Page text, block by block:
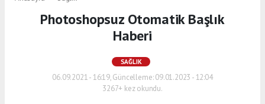
Photoshopsuz Otomatik Başlık
Haberi
SAĞLIK
06.09.2021 - 16:19, Güncelleme: 09.01.2023 - 12:04
3267+ kez okundu.